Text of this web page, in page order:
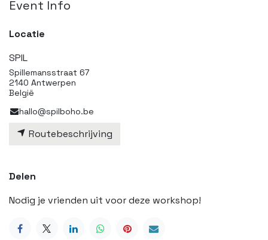
Event Info
Locatie
SPIL
Spillemansstraat 67
2140 Antwerpen
België
hallo@spilboho.be
Routebeschrijving
Delen
Nodig je vrienden uit voor deze workshop!